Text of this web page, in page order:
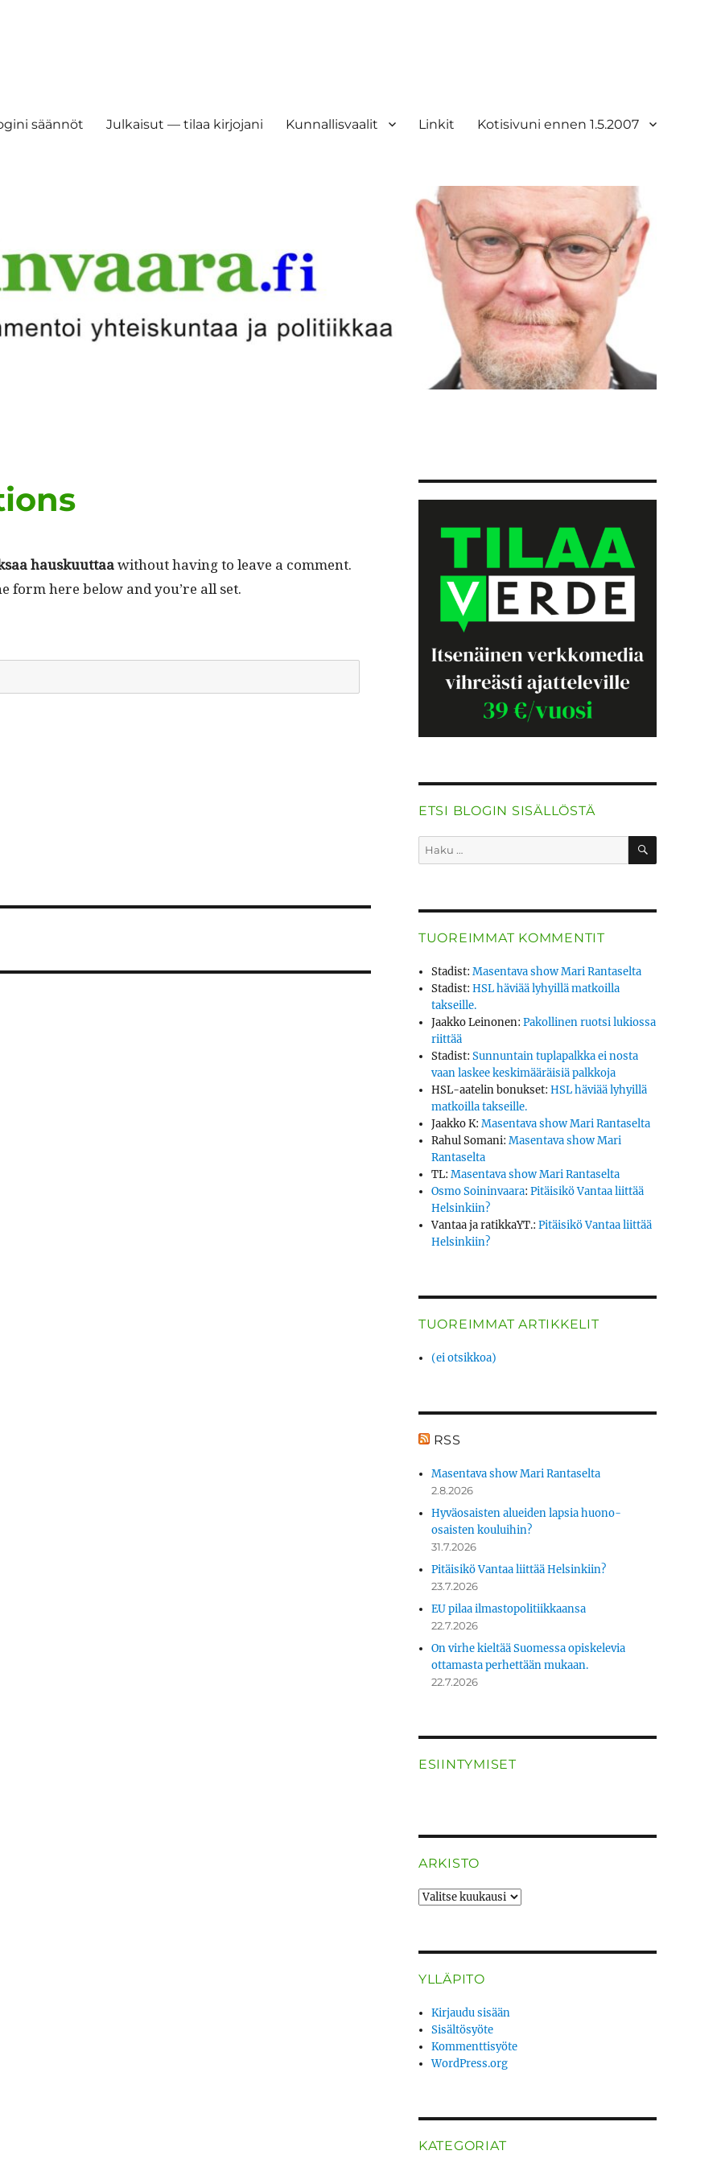
säännöt Julkaisut — tilaa kirjojani Kunnallisvaalit Linkit Kotisivuni ennen 1.5.2007
hausku­ut­taawith­out hav­ing to leave a com­ment.
form here below and you’re all set.
ETSI BLOGIN SISÄLLÖSTÄ
Etsi: HAKU
TUOREIMMAT KOMMENTIT
Stadist:Masentava show Mari Rantaselta
Stadist:HSL häviää lyhyillä matkoilla
takseille.
Jaakko Leinonen:Pakollinen ruotsi lukiossa
riittää
Stadist:Sunnuntain tuplapalkka ei nosta
vaan laskee keskimääräisiä palkkoja
HSL-aatelin bonukset:HSL häviää lyhyillä
matkoilla takseille.
Jaakko K:Masentava show Mari Rantaselta
Rahul Somani:Masentava show Mari
Rantaselta
TL:Masentava show Mari Rantaselta
Osmo Soininvaara:Pitäisikö Vantaa liittää
Helsinkiin?
Vantaa ja ratikkaYT.:Pitäisikö Vantaa liittää
Helsinkiin?
TUOREIMMAT ARTIKKELIT
(ei otsikkoa)
RSS
Masentava show Mari Rantaselta
2.8.2026
Hyväosaisten alueiden lapsia huono-
osaisten kouluihin?
31.7.2026
Pitäisikö Vantaa liittää Helsinkiin?
23.7.2026
EU pilaa ilmastopolitiikkaansa
22.7.2026
On virhe kieltää Suomessa opiskelevia
ottamasta perhettään mukaan.
22.7.2026
ESIINTYMISET
ARKISTO
ARKISTO
YLLÄPITO
Kirjaudu sisään
Sisältösyöte
Kommenttisyöte
WordPress.org
KATEGORIAT